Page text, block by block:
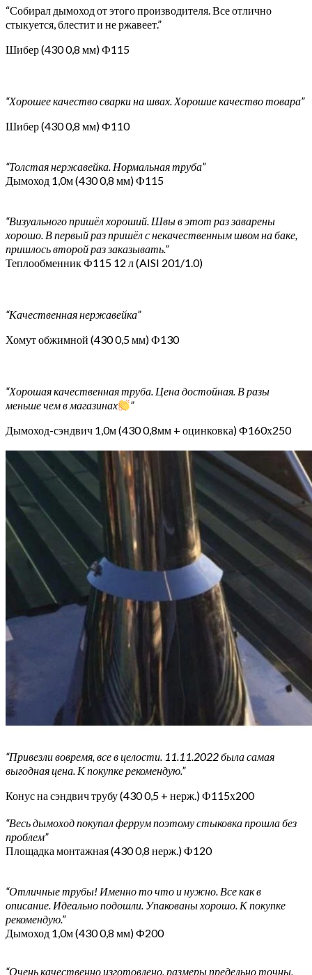
“Собирал дымоход от этого производителя. Все отлично
стыкуется, блестит и не ржавеет.”
Шибер (430 0,8 мм) Ф115
“Хорошее качество сварки на швах. Хорошие качество товара”
Шибер (430 0,8 мм) Ф110
“Толстая нержавейка. Нормальная труба”
Дымоход 1,0м (430 0,8 мм) Ф115
“Визуального пришёл хороший. Швы в этот раз заварены
хорошо. В первый раз пришёл с некачественным швом на баке,
пришлось второй раз заказывать.”
Теплообменник Ф115 12 л (AISI 201/1.0)
“Качественная нержавейка”
Хомут обжимной (430 0,5 мм) Ф130
“Хорошая качественная труба. Цена достойная. В разы
меньше чем в магазинах
”
Дымоход-сэндвич 1,0м (430 0,8мм + оцинковка) Ф160х250
“Привезли вовремя, все в целости. 11.11.2022 была самая
выгодная цена. К покупке рекомендую.”
Конус на сэндвич трубу (430 0,5 + нерж.) Ф115х200
“Весь дымоход покупал феррум поэтому стыковка прошла без
проблем”
Площадка монтажная (430 0,8 нерж.) Ф120
“Отличные трубы! Именно то что и нужно. Все как в
описание. Идеально подошли. Упакованы хорошо. К покупке
рекомендую.”
Дымоход 1,0м (430 0,8 мм) Ф200
“Очень качественно изготовлено, размеры предельно точны,